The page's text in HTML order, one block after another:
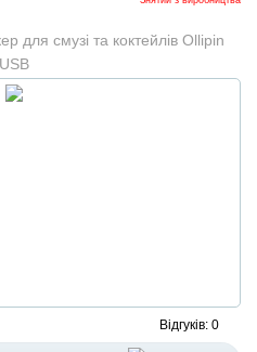
для смузі та коктейлів Ollipin
USB
Відгуків: 0